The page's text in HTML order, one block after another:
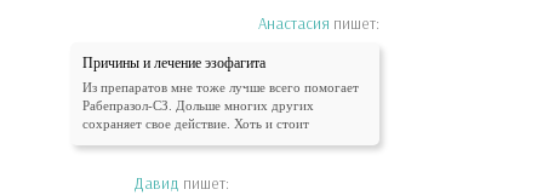
Анастасия пишет:
Причины и лечение эзофагита
Из препаратов мне тоже лучше всего помогает
Рабепразол-СЗ. Дольше многих других
сохраняет свое действие. Хоть и стоит
Давид пишет: